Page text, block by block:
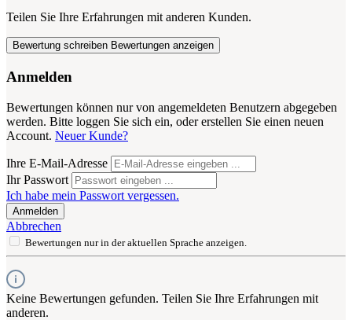
Teilen Sie Ihre Erfahrungen mit anderen Kunden.
Bewertung schreiben Bewertungen anzeigen
Anmelden
Bewertungen können nur von angemeldeten Benutzern abgegeben
werden. Bitte loggen Sie sich ein, oder erstellen Sie einen neuen
Account. Neuer Kunde?
Ihre E-Mail-Adresse
Ihr Passwort
Ich habe mein Passwort vergessen.
Anmelden
Abbrechen
Bewertungen nur in der aktuellen Sprache anzeigen.
Keine Bewertungen gefunden. Teilen Sie Ihre Erfahrungen mit
anderen.